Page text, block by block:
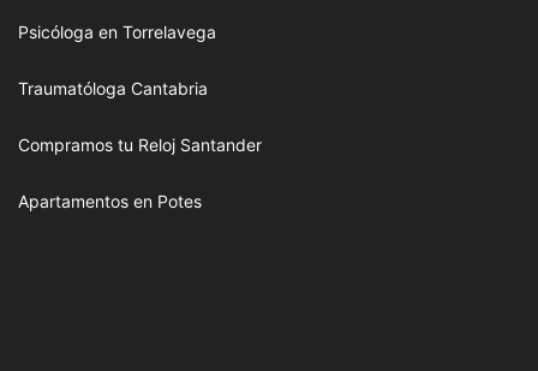
Psicóloga en Torrelavega
Traumatóloga Cantabria
Compramos tu Reloj Santander
Apartamentos en Potes